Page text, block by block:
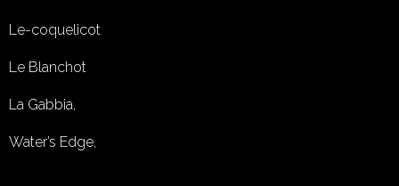
Le-coquelicot
Le Blanchot
La Gabbia,
Water’s Edge,